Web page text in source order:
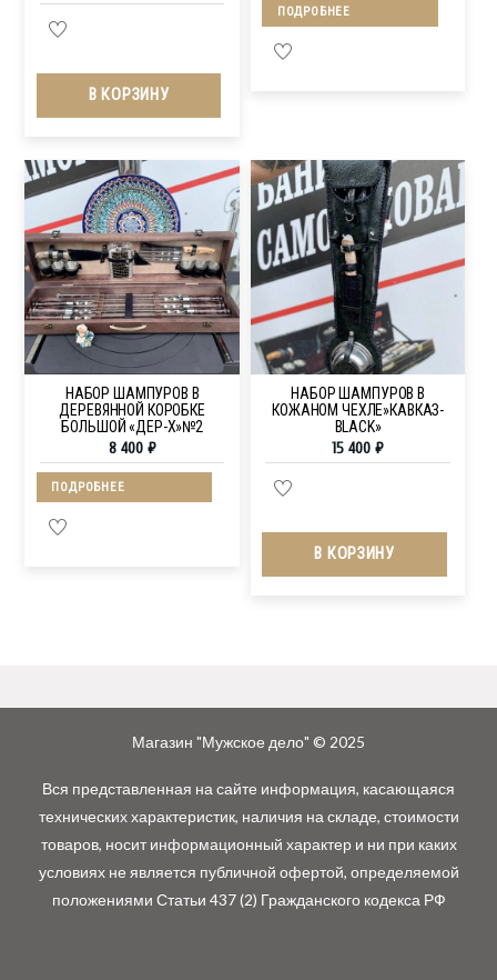
В КОРЗИНУ
ПОДРОБНЕЕ
НАБОР ШАМПУРОВ В
ДЕРЕВЯННОЙ КОРОБКЕ
БОЛЬШОЙ «ДЕР-Х»№2
8 400 ₽
ПОДРОБНЕЕ
НАБОР ШАМПУРОВ В
КОЖАНОМ ЧЕХЛЕ»КАВКАЗ-
BLACK»
15 400₽
В КОРЗИНУ
Магазин "Мужское дело" © 2025
Вся представленная на сайте информация, касающаяся
технических характеристик, наличия на складе, стоимости
товаров, носит информационный характер и ни при каких
условиях не является публичной офертой, определяемой
положениями Статьи 437 (2) Гражданского кодекса РФ